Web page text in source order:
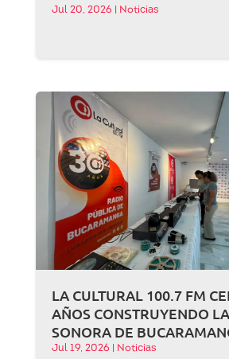
Jul 20, 2026 Noticias
LA CULTURAL 100.7 FM
AÑOS CONSTRUYENDO
SONORA DE
Jul 19, 2026 Noticias